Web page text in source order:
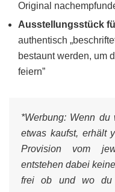
Original
Ausstellungsstück
authentisch
bestaunt werden, um
feiern”
*Werbung: Wenn du
etwas kaufst, erhält
Provision vom
entstehen dabei
frei ob und wo du